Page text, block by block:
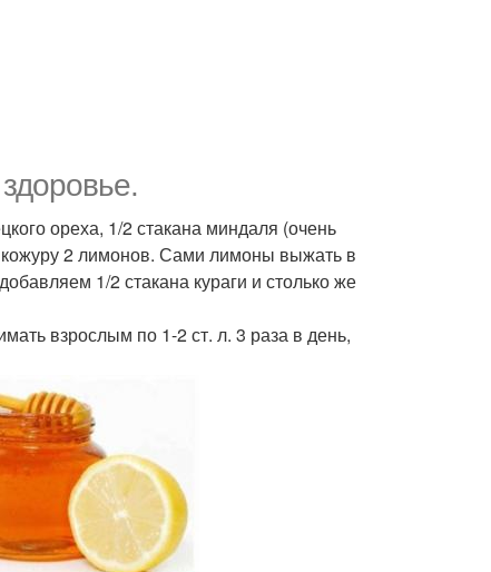
ореха, 1/2 стакана миндаля (очень
2 лимонов. Сами лимоны выжать в
1/2 стакана кураги и столько же
взрослым по 1-2 ст. л. 3 раза в день,